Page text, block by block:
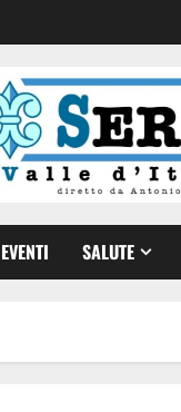
EVENTI SALUTE